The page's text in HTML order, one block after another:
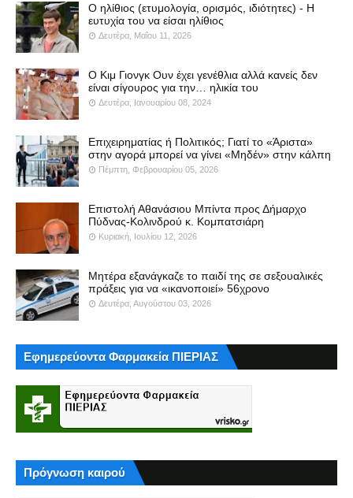
Ο ηλίθιος (ετυμολογία, ορισμός, ιδιότητες) - Η
ευτυχία του να είσαι ηλίθιος
Δευτέρα, Μαΐου 11, 2026
Ο Κιμ Γιονγκ Ουν έχει γενέθλια αλλά κανείς δεν
είναι σίγουρος για την… ηλικία του
Δευτέρα, Ιανουαρίου 08, 2024
Επιχειρηματίας ή Πολιτικός; Γιατί το «Άριστα»
στην αγορά μπορεί να γίνει «Μηδέν» στην κάλπη
Πέμπτη, Φεβρουαρίου 05, 2026
Επιστολή Αθανάσιου Μπίντα προς Δήμαρχο
Πύδνας-Κολινδρού κ. Κομπατσιάρη
Κυριακή, Ιουλίου 12, 2026
Μητέρα εξανάγκαζε το παιδί της σε σεξουαλικές
πράξεις για να «ικανοποιεί» 56χρονο
Δευτέρα, Αυγούστου 03, 2026
Εφημερεύοντα Φαρμακεία ΠΙΕΡΙΑΣ
Πρόγνωση καιρού